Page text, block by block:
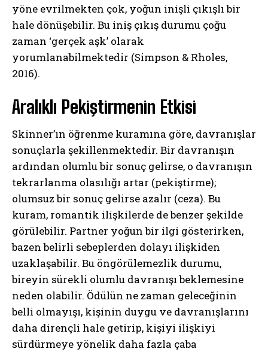
yöne evrilmekten çok, yoğun inişli çıkışlı bir
hale dönüşebilir. Bu iniş çıkış durumu çoğu
zaman ‘gerçek aşk’ olarak
yorumlanabilmektedir (Simpson & Rholes,
2016).
Aralıklı Pekiştirmenin Etkisi
Skinner’ın öğrenme kuramına göre, davranışlar
sonuçlarla şekillenmektedir. Bir davranışın
ardından olumlu bir sonuç gelirse, o davranışın
tekrarlanma olasılığı artar (pekiştirme);
olumsuz bir sonuç gelirse azalır (ceza). Bu
kuram, romantik ilişkilerde de benzer şekilde
görülebilir. Partner yoğun bir ilgi gösterirken,
bazen belirli sebeplerden dolayı ilişkiden
uzaklaşabilir. Bu öngörülemezlik durumu,
bireyin sürekli olumlu davranışı beklemesine
neden olabilir. Ödülün ne zaman geleceğinin
belli olmayışı, kişinin duygu ve davranışlarını
daha dirençli hale getirip, kişiyi ilişkiyi
sürdürmeye yönelik daha fazla çaba